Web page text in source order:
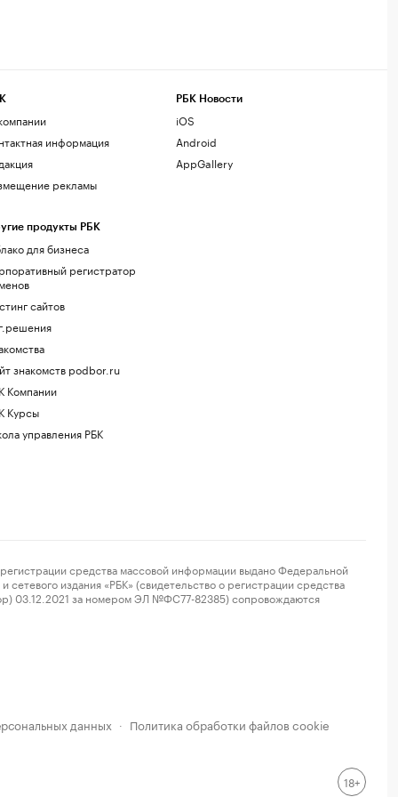
информация
рекламы
продукты РБК
для бизнеса
регистратор
сайтов
знакомств podbor.ru
Компании
Курсы
управления РБК
РБК Новости
iOS
Android
AppGallery
средства массовой информации выдано Федеральной
издания «РБК» (свидетельство о регистрации средства
03.12.2021 за номером ЭЛ №ФС77-82385) сопровождаются
данных · Политика обработки файлов cookie
18+